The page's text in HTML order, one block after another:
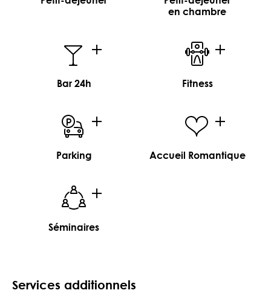
en chambre
Bar 24h Fitness
Parking Accueil Romantique
Séminaires
Services additionnels